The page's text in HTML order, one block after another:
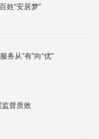
”精准发力 托举百姓“安居梦”
务从“有”向“优”
监督质效